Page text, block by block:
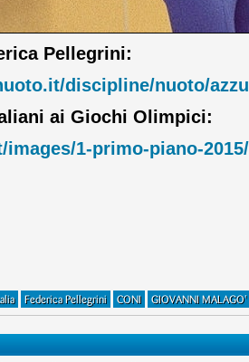
Pellegrini:
discipline/nuoto/
ai Giochi Olimpici:
1-primo-piano-
Federica Pellegrini CONI GIOVANNI MALAGO'